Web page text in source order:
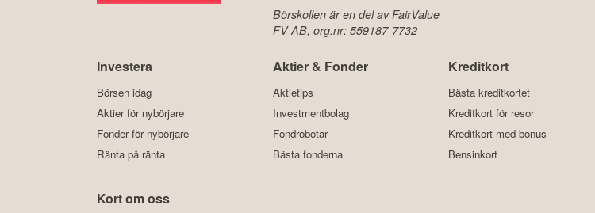
Börskollen är en del av FairValue
FV AB, org.nr: 559187-7732
Investera
Börsen idag
Aktier för nybörjare
Fonder för nybörjare
Ränta på ränta
Aktier & Fonder
Aktietips
Investmentbolag
Fondrobotar
Bästa fonderna
Kreditkort
Bästa kreditkortet
Kreditkort för resor
Kreditkort med bonus
Bensinkort
Kort om oss